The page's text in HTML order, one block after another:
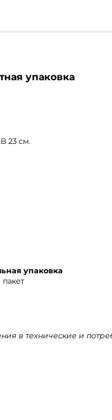
упаковка
23 см.
упаковка
в технические и